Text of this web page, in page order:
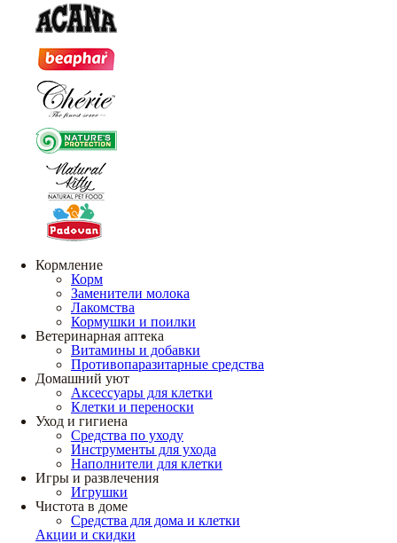
Кормление
Корм
Заменители молока
Лакомства
Кормушки и поилки
Ветеринарная аптека
Витамины и добавки
Противопаразитарные средства
Домашний уют
Аксессуары для клетки
Клетки и переноски
Уход и гигиена
Средства по уходу
Инструменты для ухода
Наполнители для клетки
Игры и развлечения
Игрушки
Чистота в доме
Средства для дома и клетки
Акции и скидки